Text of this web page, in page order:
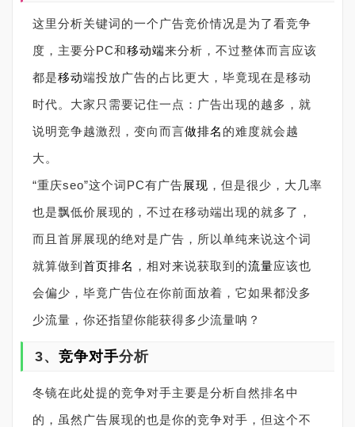
这里分析关键词的一个广告竞价情况是为了看竞争
度，主要分PC和移动端来分析，不过整体而言应该
都是移动端投放广告的占比更大，毕竟现在是移动
时代。大家只需要记住一点：广告出现的越多，就
说明竞争越激烈，变向而言做排名 的难度就会越
大。
“重庆seo”这个词PC有广告展现 ，但是很少，大几率
也是飘低价展现的，不过在移动端出现的就多了，
而且首屏展现的绝对是广告，所以单纯来说这个词
就算做到 首页排名 ，相对来说获取到的流量应该也
会偏少，毕竟广告位在你前面放着，它如果都没多
少流量，你还指望你能获得多少流量呐？
3、 竞争对手分析
冬镜在此处提的竞争对手主要是分析自然排名中
的，虽然广告展现的也是你的竞争对手，但这个不